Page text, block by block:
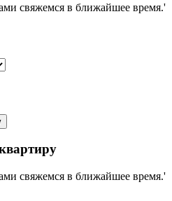
свяжемся в ближайшее время.'
свяжемся в ближайшее время.'